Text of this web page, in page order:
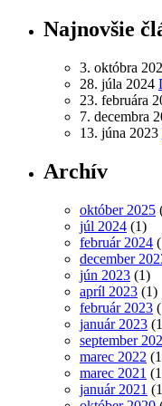
Najnovšie
3. októbra
28. júla 2024
23. februára
7. decembra
13. júna 2023
Archív
október 2025
júl 2024 (1)
február 2024
december
jún 2023 (1)
apríl 2023 (1)
február 2023
január 2023
september
marec 2022
marec 2021
január 2021